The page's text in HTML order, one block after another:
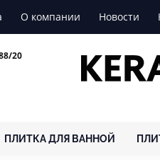
О компании Новости
20
ПЛИТКА ДЛЯ ВАННОЙ